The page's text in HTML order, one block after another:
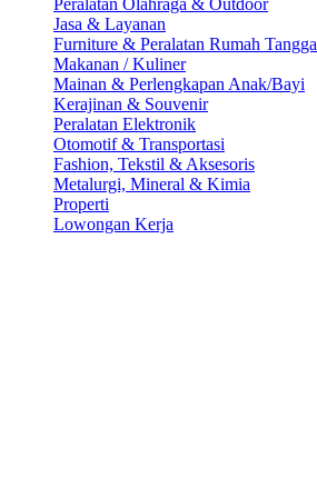
Jasa & Layanan
Furniture & Peralatan Rumah Tangga
Makanan / Kuliner
Mainan & Perlengkapan Anak/Bayi
Kerajinan & Souvenir
Peralatan Elektronik
Otomotif & Transportasi
Fashion, Tekstil & Aksesoris
Metalurgi, Mineral & Kimia
Properti
Lowongan Kerja